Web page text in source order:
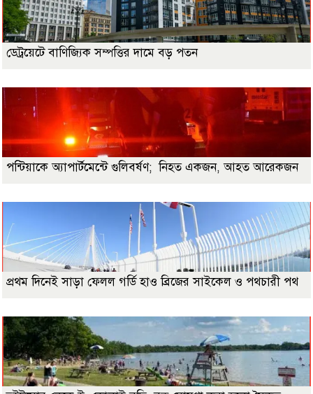
ডেট্রয়েটে বাণিজ্যিক সম্পত্তির দামে বড় পতন
পন্টিয়াকে অ্যাপার্টমেন্টে গুলিবর্ষণ; নিহত একজন, আহত আরেকজন
প্রথম দিনেই সাড়া ফেলল গর্ডি হাও ব্রিজের সাইকেল ও পথচারী পথ